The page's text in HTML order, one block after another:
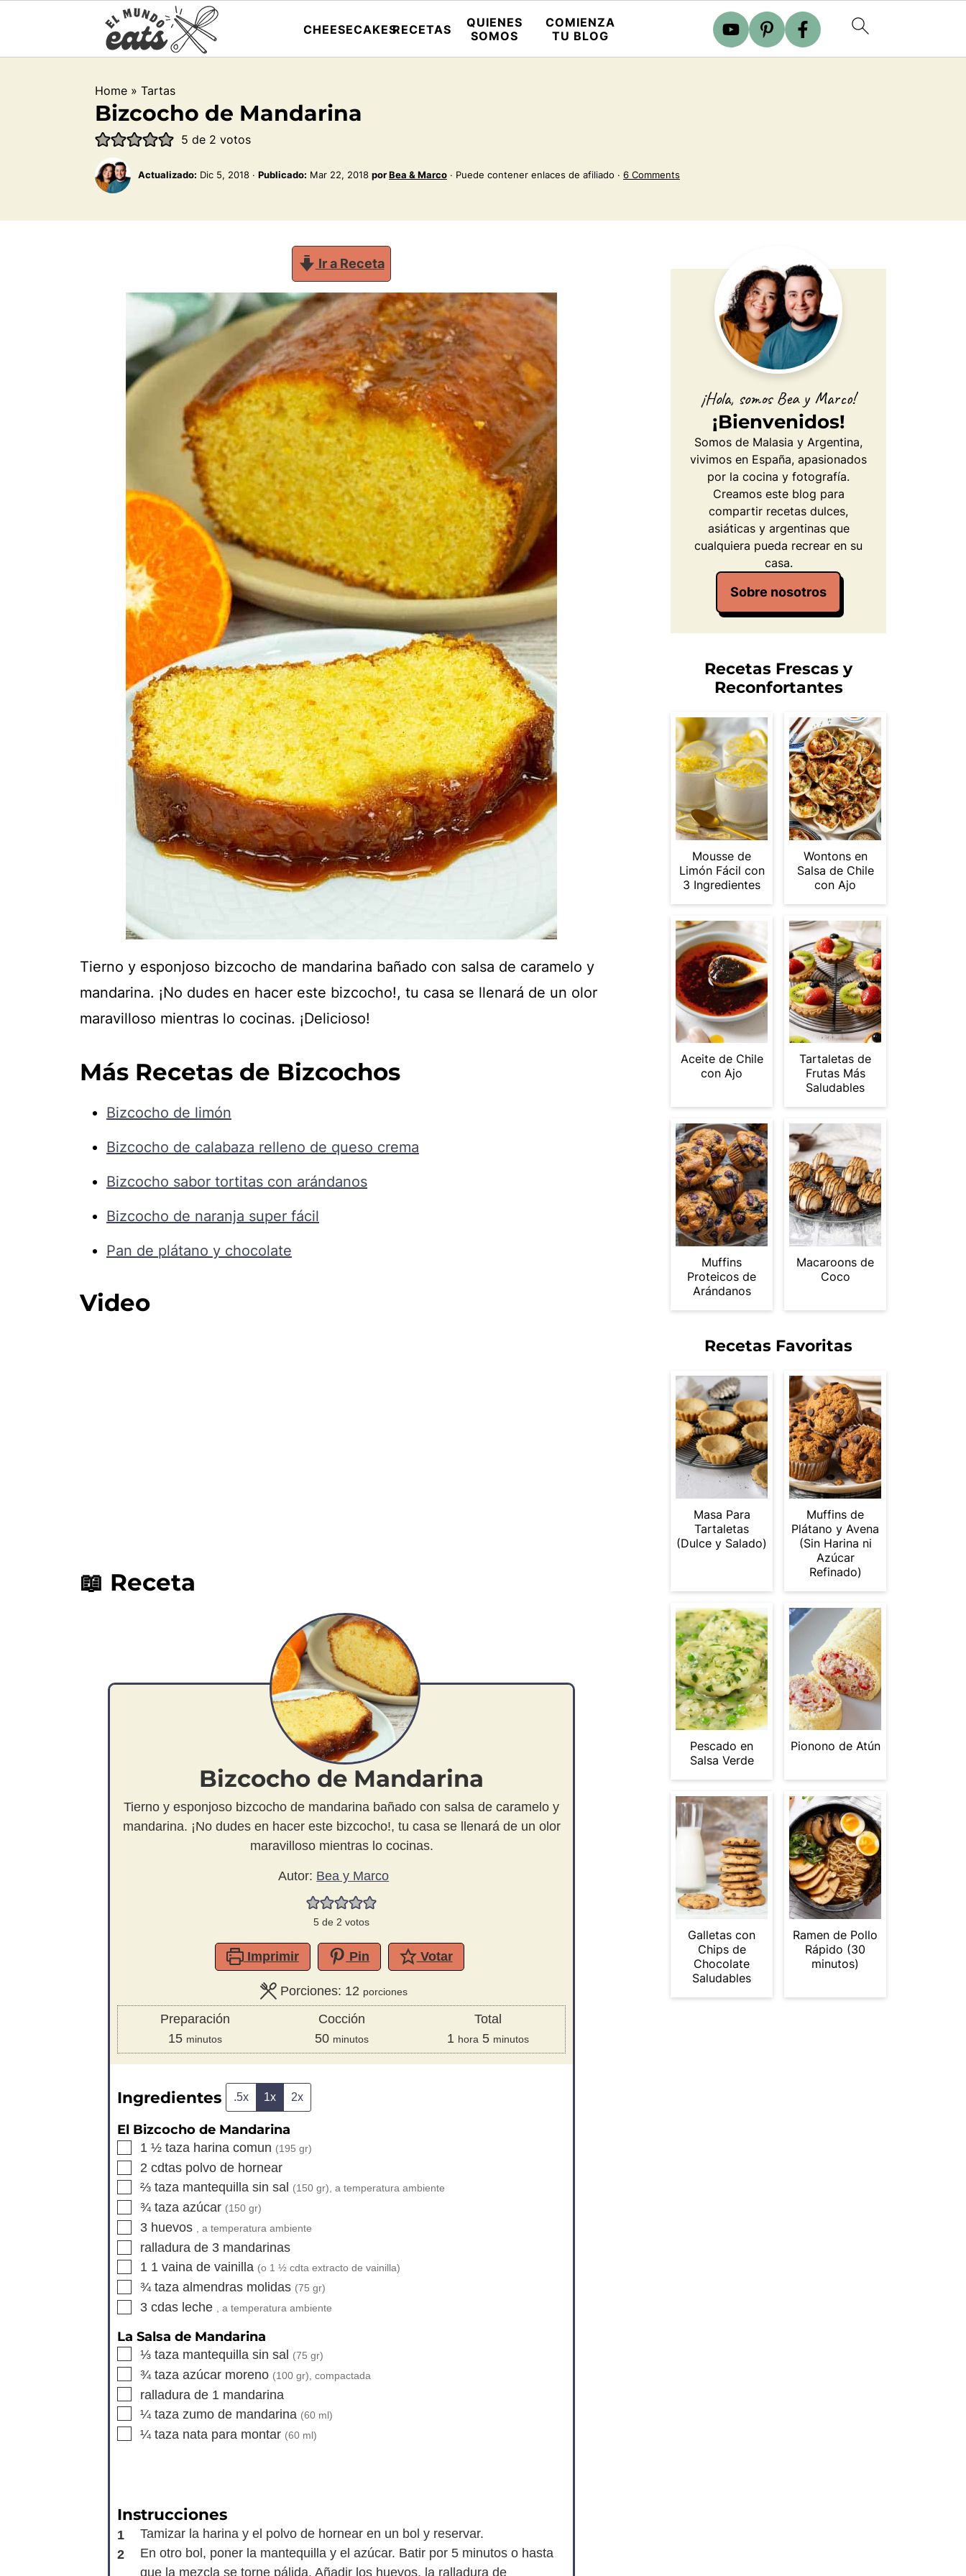
CHEESECAKESRECETAS
QUIENES
SOMOS
COMIENZA
TU BLOG
Home » Tartas
Bizcocho de Mandarina
5 de 2 votos
Actualizado: Dic 5, 2018 · Publicado: Mar 22, 2018 porBea & Marco · Puede contener enlaces de afiliado · 6 Comments
Ir a Receta
Tierno y esponjoso bizcocho de mandarina bañado con salsa de caramelo y
mandarina. ¡No dudes en hacer este bizcocho!, tu casa se llenará de un olor
maravilloso mientras lo cocinas. ¡Delicioso!
Más Recetas de Bizcochos
Bizcocho de limón
Bizcocho de calabaza relleno de queso crema
Bizcocho sabor tortitas con arándanos
Bizcocho de naranja super fácil
Pan de plátano y chocolate
Video
📖 Receta
Bizcocho de Mandarina
Tierno y esponjoso bizcocho de mandarina bañado con salsa de caramelo y
mandarina. ¡No dudes en hacer este bizcocho!, tu casa se llenará de un olor
maravilloso mientras lo cocinas.
Autor: Bea y Marco
5 de 2 votos
Imprimir Pin Votar
Porciones: 12 porciones
Preparación
15minutos
minutos
Cocción
50minutos
minutos
Total
1 hora
hora 5minutos
minutos
Ingredientes .5x 1x 2x
El Bizcocho de Mandarina
▢
1 ½ taza harina comun (195 gr)
▢
2 cdtas polvo de hornear
▢
⅔ taza mantequilla sin sal (150 gr), a temperatura ambiente
▢
¾ taza azúcar (150 gr)
▢
3 huevos , a temperatura ambiente
▢
ralladura de 3 mandarinas
▢
1 1 vaina de vainilla (o 1 ½ cdta extracto de vainilla)
▢
¾ taza almendras molidas (75 gr)
▢
3 cdas leche , a temperatura ambiente
La Salsa de Mandarina
▢
⅓ taza mantequilla sin sal (75 gr)
▢
¾ taza azúcar moreno (100 gr), compactada
▢
ralladura de 1 mandarina
▢
¼ taza zumo de mandarina (60 ml)
▢
¼ taza nata para montar (60 ml)
Instrucciones
Tamizar la harina y el polvo de hornear en un bol y reservar.
En otro bol, poner la mantequilla y el azúcar. Batir por 5 minutos o hasta
que la mezcla se torne pálida. Añadir los huevos, la ralladura de
¡Hola, somos Bea y Marco!
¡Bienvenidos!
Somos de Malasia y Argentina,
vivimos en España, apasionados
por la cocina y fotografía.
Creamos este blog para
compartir recetas dulces,
asiáticas y argentinas que
cualquiera pueda recrear en su
casa.
Sobre nosotros
Recetas Frescas y
Reconfortantes
Mousse de
Limón Fácil con
3 Ingredientes
Wontons en
Salsa de Chile
con Ajo
Aceite de Chile
con Ajo
Tartaletas de
Frutas Más
Saludables
Muffins
Proteicos de
Arándanos
Macaroons de
Coco
Recetas Favoritas
Masa Para
Tartaletas
(Dulce y Salado)
Muffins de
Plátano y Avena
(Sin Harina ni
Azúcar
Refinado)
Pescado en
Salsa Verde
Pionono de Atún
Galletas con
Chips de
Chocolate
Saludables
Ramen de Pollo
Rápido (30
minutos)